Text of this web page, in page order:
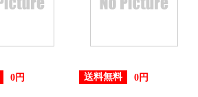
本・雑誌・コミックランキング：28位
2019/01/25
0円 送料無料 0円